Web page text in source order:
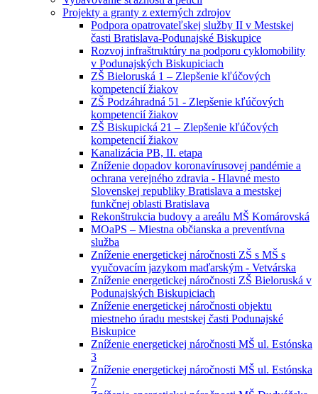
Projekty a granty z externých zdrojov
Podpora opatrovateľskej služby II v Mestskej
časti Bratislava-Podunajské Biskupice
Rozvoj infraštruktúry na podporu cyklomobility
v Podunajských Biskupiciach
ZŠ Bieloruská 1 – Zlepšenie kľúčových
kompetencií žiakov
ZŠ Podzáhradná 51 - Zlepšenie kľúčových
kompetencií žiakov
ZŠ Biskupická 21 – Zlepšenie kľúčových
kompetencií žiakov
Kanalizácia PB, II. etapa
Zníženie dopadov koronavírusovej pandémie a
ochrana verejného zdravia - Hlavné mesto
Slovenskej republiky Bratislava a mestskej
funkčnej oblasti Bratislava
Rekonštrukcia budovy a areálu MŠ Komárovská
MOaPS – Miestna občianska a preventívna
služba
Zníženie energetickej náročnosti ZŠ s MŠ s
vyučovacím jazykom maďarským - Vetvárska
Zníženie energetickej náročnosti ZŠ Bieloruská v
Podunajských Biskupiciach
Zníženie energetickej náročnosti objektu
miestneho úradu mestskej časti Podunajské
Biskupice
Zníženie energetickej náročnosti MŠ ul. Estónska
3
Zníženie energetickej náročnosti MŠ ul. Estónska
7